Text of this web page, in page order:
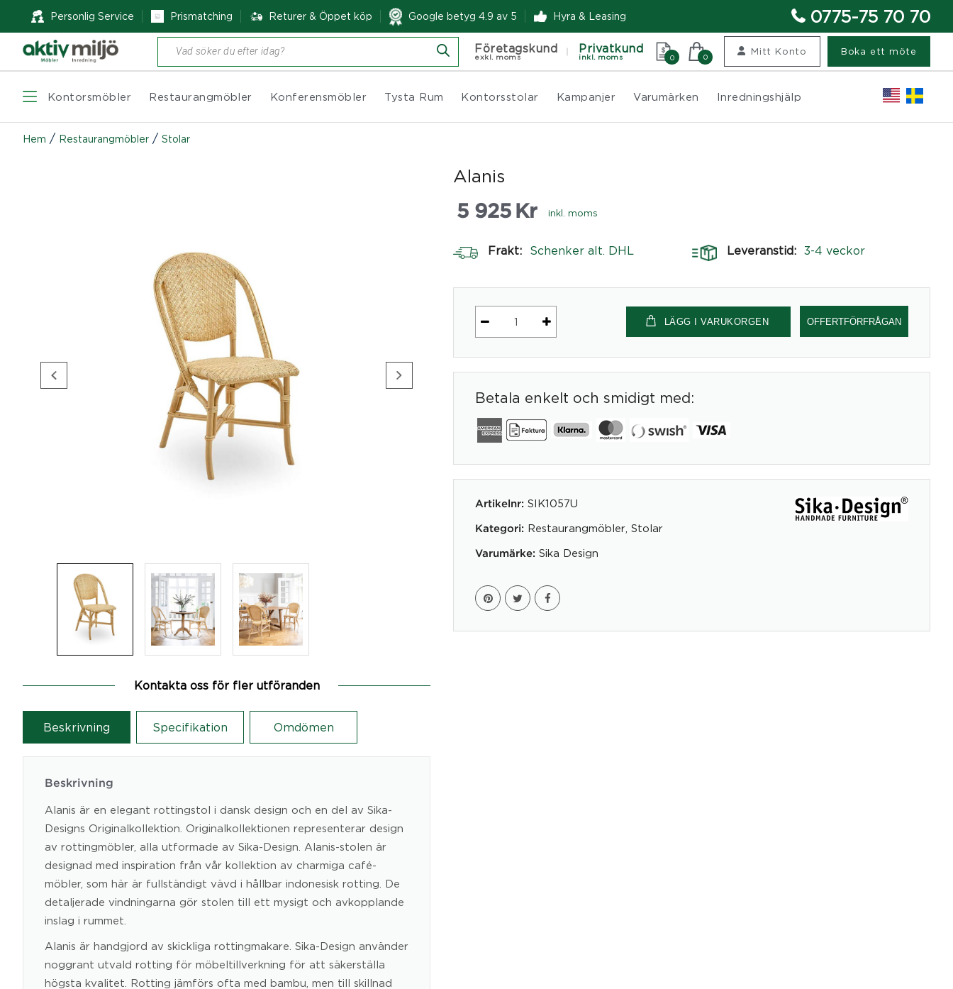
Personlig Service Prismatching Returer & Öppet köp Google betyg 4.9 av 5 Hyra & Leasing 0775-75 70 70
Produktsökning Företagskund
exkl. moms
Privatkund
inkl. moms 0 0
Mitt Konto Boka ett möte
Kontorsmöbler Restaurangmöbler Konferensmöbler Tysta Rum Kontorsstolar Kampanjer Varumärken Inredningshjälp
Hem / Restaurangmöbler / Stolar
Kontakta oss för fler utföranden
Beskrivning Specifikation Omdömen
Beskrivning
Alanis är en elegant rottingstol i dansk design och en del av Sika-
Designs Originalkollektion. Originalkollektionen representerar design
av rottingmöbler, alla utformade av Sika-Design. Alanis-stolen är
designad med inspiration från vår kollektion av charmiga café-
möbler, som här är fullständigt vävd i hållbar indonesisk rotting. De
detaljerade vindningarna gör stolen till ett mysigt och avkopplande
inslag i rummet.
Alanis är handgjord av skickliga rottingmakare. Sika-Design använder
noggrant utvald rotting för möbeltillverkning för att säkerställa
högsta kvalitet. Rotting jämförs ofta med bambu, men till skillnad
Alanis
5 925 Kr inkl. moms
Frakt: Schenker alt. DHL Leveranstid: 3-4 veckor
LÄGG I VARUKORGEN OFFERTFÖRFRÅGAN
Betala enkelt och smidigt med:
Artikelnr: SIK1057U
Kategori: Restaurangmöbler Stolar
Varumärke: Sika Design